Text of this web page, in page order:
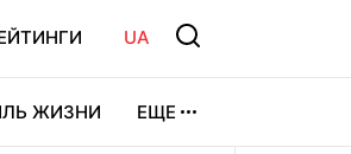
UA
ЖИЗНИ ЕЩЕ